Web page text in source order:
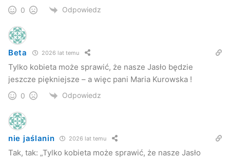
0 Odpowiedz
Beta 2026 lat temu
Tylko kobieta może sprawić, że nasze Jasło będzie
jeszcze piękniejsze – a więc pani Maria Kurowska !
0 Odpowiedz
nie jaślanin 2026 lat temu
Tak, tak: „Tylko kobieta może sprawić, że nasze Jasło